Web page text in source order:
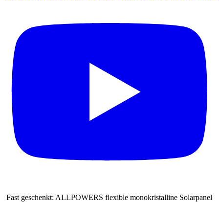
Fast geschenkt: ALLPOWERS flexible monokristalline Solarpanel